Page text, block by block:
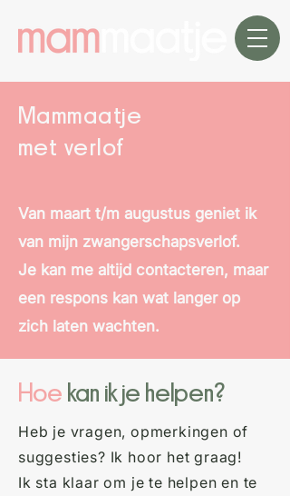
Mammaatje
met verlof
Van maart t/m augustus geniet ik
van mijn zwangerschapsverlof.
Je kan me altijd contacteren, maar
een respons kan wat langer op
zich laten wachten.
Hoe kan ik je helpen?
Heb je vragen, opmerkingen of
suggesties? Ik hoor het graag!
Ik sta klaar om je te helpen en te